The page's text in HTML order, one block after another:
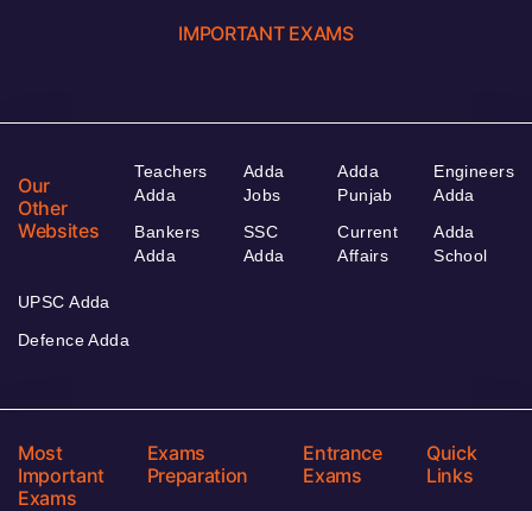
IMPORTANT EXAMS
Our
Other
Websites
Teachers
Adda
Bankers
Adda
Adda
Jobs
SSC
Adda
Adda
Punjab
Current
Affairs
Engineers
Adda
Adda
School
UPSC Adda
Defence Adda
Most
Important
Exams
Exams
Preparation
Entrance
Exams
Quick
Links